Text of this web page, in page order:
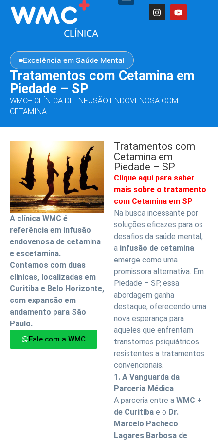
Excelência em Saúde Mental
Tratamentos com Cetamina em
Piedade – SP
WMC+ CLÍNICA DE INFUSÃO ENDOVENOSA COM
CETAMINA
A clínica WMC é
referência em infusão
endovenosa de cetamina
e escetamina.
Contamos com duas
clínicas, localizadas em
Curitiba e Belo Horizonte,
com expansão em
andamento para São
Paulo.
Fale com a WMC
Tratamentos com
Cetamina em
Piedade – SP
Clique aqui para saber
mais sobre o tratamento
com Cetamina em SP
Na busca incessante por
soluções eficazes para os
desafios da saúde mental,
a infusão de cetamina
emerge como uma
promissora alternativa. Em
Piedade – SP, essa
abordagem ganha
destaque, oferecendo uma
nova esperança para
aqueles que enfrentam
transtornos psiquiátricos
resistentes a tratamentos
convencionais.
1. A Vanguarda da
Parceria Médica
A parceria entre a WMC +
de Curitiba e o Dr.
Marcelo Pacheco
Lagares Barbosa de